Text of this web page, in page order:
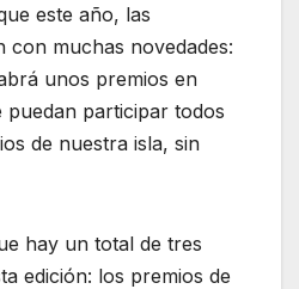
este año, las
con muchas novedades:
unos premios en
participar todos
de nuestra isla, sin
hay un total de tres
edición: los premios de